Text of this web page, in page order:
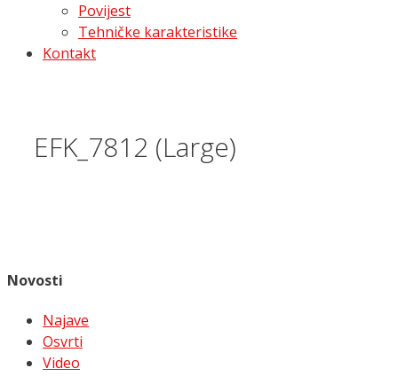
Povijest
Tehničke karakteristike
Kontakt
EFK_7812 (Large)
Novosti
Najave
Osvrti
Video